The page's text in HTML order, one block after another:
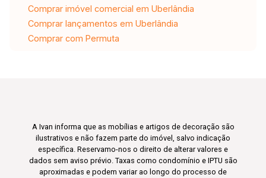
Comprar imóvel comercial em Uberlândia
Comprar lançamentos em Uberlândia
Comprar com Permuta
A Ivan informa que as mobílias e artigos de decoração são
ilustrativos e não fazem parte do imóvel, salvo indicação
específica. Reservamo-nos o direito de alterar valores e
dados sem aviso prévio. Taxas como condomínio e IPTU são
aproximadas e podem variar ao longo do processo de